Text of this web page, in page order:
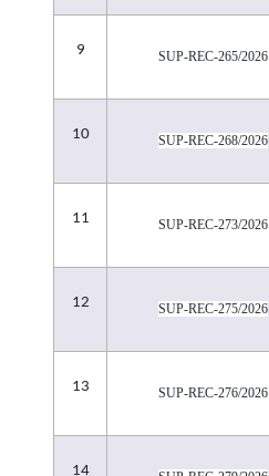
9 SUP-REC-265/2026
10 SUP-REC-268/2026
11 SUP-REC-273/2026
12 SUP-REC-275/2026
13 SUP-REC-276/2026
14